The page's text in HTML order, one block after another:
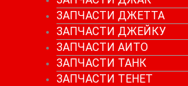
ЗАПЧАСТИ ДЖЕТТА
ЗАПЧАСТИ ДЖЕЙКУ
ЗАПЧАСТИ АИТО
ЗАПЧАСТИ ТАНК
ЗАПЧАСТИ ТЕНЕТ